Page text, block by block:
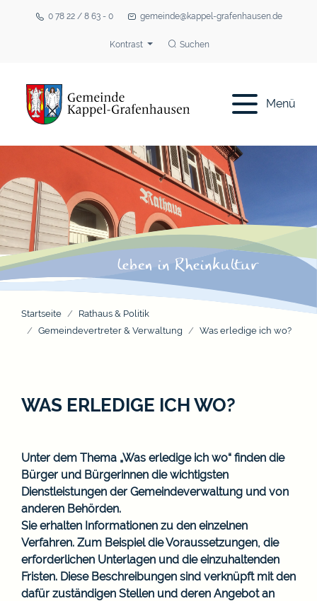
0 78 22 / 8 63 - 0 gemeinde@kappel-grafenhausen.de
Kontrast Suchen
Menü
Startseite
Rathaus & Politik
Gemeindevertreter & Verwaltung
Was erledige ich wo?
WAS ERLEDIGE ICH WO?
Unter dem Thema „Was erledige ich wo“ finden die
Bürger und Bürgerinnen die wichtigsten
Dienstleistungen der Gemeindeverwaltung und von
anderen Behörden.
Sie erhalten Informationen zu den einzelnen
Verfahren. Zum Beispiel die Voraussetzungen, die
erforderlichen Unterlagen und die einzuhaltenden
Fristen. Diese Beschreibungen sind verknüpft mit den
dafür zuständigen Stellen und deren Angebot an